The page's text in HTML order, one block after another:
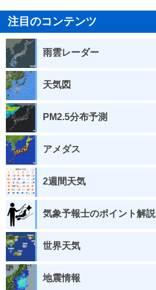
注目のコンテンツ
雨雲レーダー
天気図
PM2.5分布予測
アメダス
2週間天気
気象予報士のポイント解説
世界天気
地震情報